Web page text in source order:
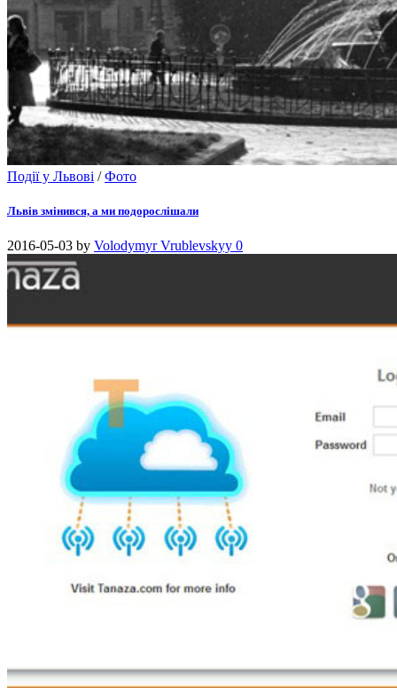
Події у Львові /Фото
Львів змінився, а ми подорослішали
2016-05-03 by Volodymyr Vrublevskyy 0